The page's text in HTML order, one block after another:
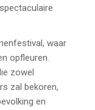
waar
opfleuren.
zowel
zal bekoren,
en